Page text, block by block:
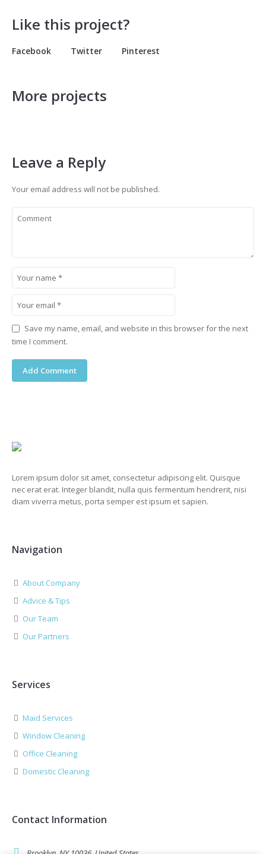
Like this project?
Facebook Twitter Pinterest
More projects
Leave a Reply
Your email address will not be published.
Save my name, email, and website in this browser for the next
time I comment.
Lorem ipsum dolor sit amet, consectetur adipiscing elit. Quisque
nec erat erat. Integer blandit, nulla quis fermentum hendrerit, nisi
diam viverra metus, porta semper est ipsum et sapien.
Navigation
About Company
Advice & Tips
Our Team
Our Partners
Services
Maid Services
Window Cleaning
Office Cleaning
Domestic Cleaning
Contact Information